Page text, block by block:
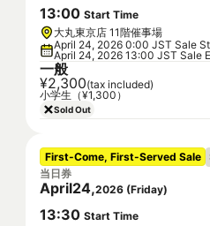
13:00 Start Time
大丸東京店 11階催事場
April 24, 2026 0:00 JST Sale
April 24, 2026 13:00 JST Sale
一般
¥2,300(tax included)
小学生（¥1,300）
Sold Out
First-Come, First-Served Sale
当日券
April24,2026 (Friday)
13:30 Start Time